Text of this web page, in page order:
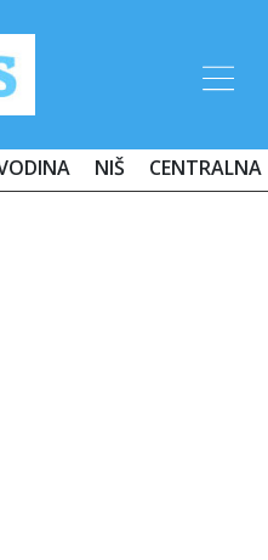
NIŠ CENTRALNA